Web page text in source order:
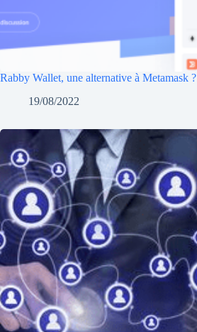
Rabby Wallet, une alternative à Metamask ?
19/08/2022